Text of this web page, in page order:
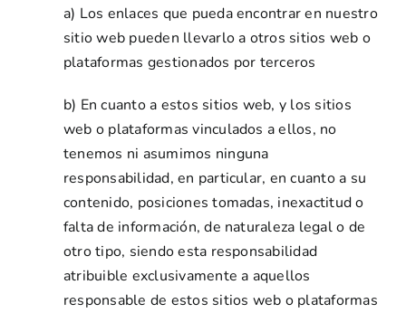
a) Los enlaces que pueda encontrar en nuestro
sitio web pueden llevarlo a otros sitios web o
plataformas gestionados por terceros
b) En cuanto a estos sitios web, y los sitios
web o plataformas vinculados a ellos, no
tenemos ni asumimos ninguna
responsabilidad, en particular, en cuanto a su
contenido, posiciones tomadas, inexactitud o
falta de información, de naturaleza legal o de
otro tipo, siendo esta responsabilidad
atribuible exclusivamente a aquellos
responsable de estos sitios web o plataformas